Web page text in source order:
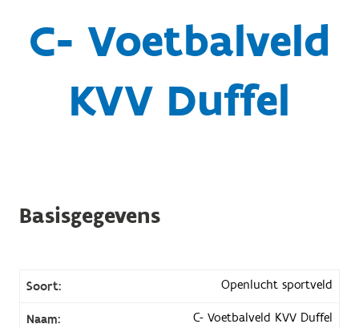
C- Voetbalveld
KVV Duffel
Basisgegevens
Soort: Openlucht sportveld
Naam: C- Voetbalveld KVV Duffel